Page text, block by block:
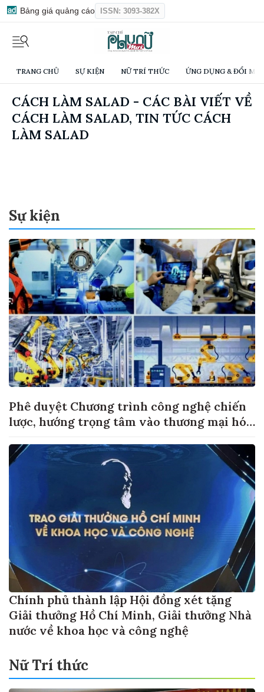
Bảng giá quảng cáo ISSN: 3093-382X
TRANG CHỦ SỰ KIỆN NỮ TRÍ THỨC ỨNG DỤNG & ĐỔI
CÁCH LÀM SALAD - CÁC BÀI VIẾT VỀ
CÁCH LÀM SALAD, TIN TỨC CÁCH
LÀM SALAD
Sự kiện
Phê duyệt Chương trình công nghệ chiến
lược, hướng trọng tâm vào thương mại hóa
Chính phủ thành lập Hội đồng xét tặng
Giải thưởng Hồ Chí Minh, Giải thưởng Nhà
nước về khoa học và công nghệ
Nữ Trí thức